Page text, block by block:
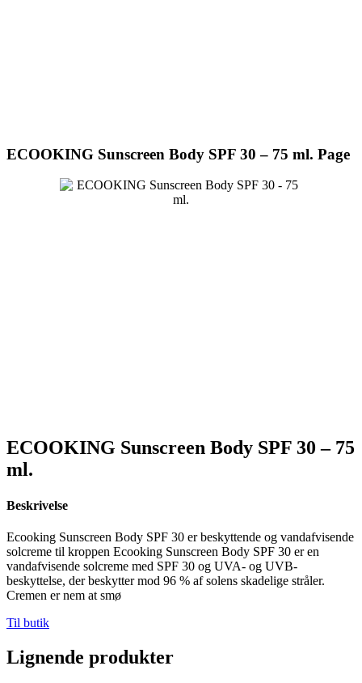
ECOOKING Sunscreen Body SPF 30 – 75 ml. Page
ECOOKING Sunscreen Body SPF 30 – 75
ml.
Beskrivelse
Ecooking Sunscreen Body SPF 30 er beskyttende og vandafvisende
solcreme til kroppen Ecooking Sunscreen Body SPF 30 er en
vandafvisende solcreme med SPF 30 og UVA- og UVB-
beskyttelse, der beskytter mod 96 % af solens skadelige stråler.
Cremen er nem at smø
Til butik
Lignende produkter